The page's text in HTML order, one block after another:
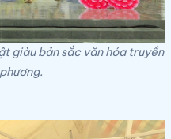
giàu bản sắc văn hóa truyền